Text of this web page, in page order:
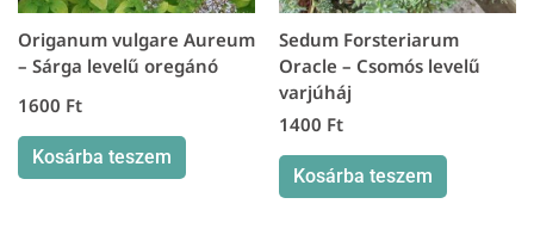
Origanum vulgare Aureum
– Sárga levelű oregánó
1600 Ft
Kosárba teszem
Sedum Forsteriarum
Oracle – Csomós levelű
varjúháj
1400 Ft
Kosárba teszem